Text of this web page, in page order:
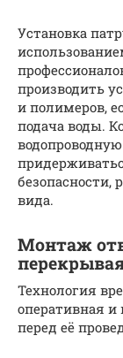
Установка
производить
и полимеров,
подача воды.
безопасности,
вида.
Монтаж
Технология
оперативная и
перед её